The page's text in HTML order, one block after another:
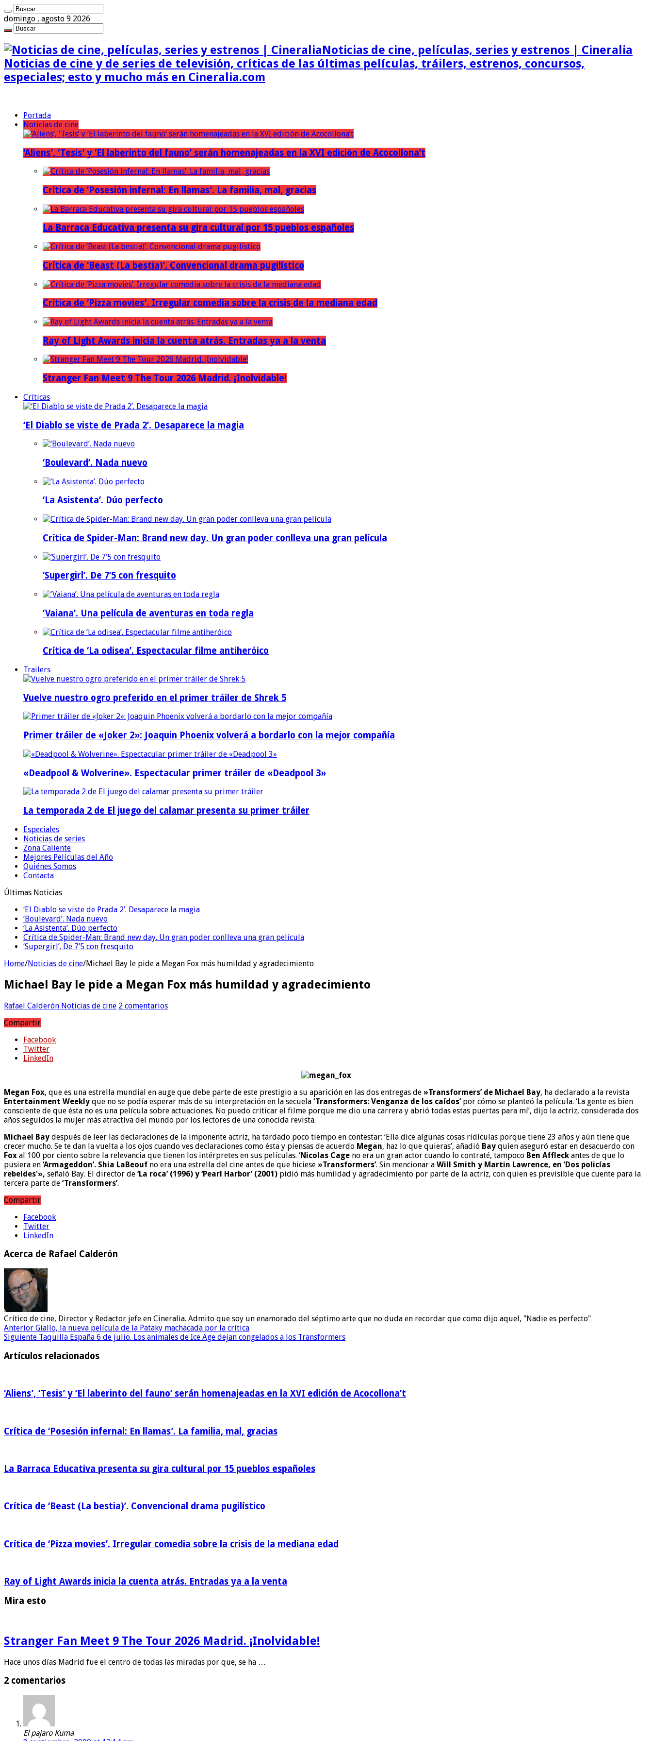
domingo , agosto 9 2026
Noticias de cine, películas, series y estrenos | Cineralia
Noticias de cine y de series de televisión, críticas de las últimas películas, tráilers, estrenos, concursos,
especiales; esto y mucho más en Cineralia.com
Portada
Noticias de cine
‘Aliens’, ‘Tesis’ y ‘El laberinto del fauno’ serán homenajeadas en la XVI edición de Acocollona’t
Crítica de ‘Posesión infernal: En llamas’. La familia, mal, gracias
La Barraca Educativa presenta su gira cultural por 15 pueblos españoles
Crítica de ‘Beast (La bestia)’. Convencional drama pugilístico
Crítica de ‘Pizza movies’. Irregular comedia sobre la crisis de la mediana edad
Ray of Light Awards inicia la cuenta atrás. Entradas ya a la venta
Stranger Fan Meet 9 The Tour 2026 Madrid. ¡Inolvidable!
Críticas
‘El Diablo se viste de Prada 2’. Desaparece la magia
‘Boulevard’. Nada nuevo
‘La Asistenta’. Dúo perfecto
Crítica de Spider-Man: Brand new day. Un gran poder conlleva una gran película
‘Supergirl’. De 7’5 con fresquito
‘Vaiana’. Una película de aventuras en toda regla
Crítica de ‘La odisea’. Espectacular filme antiheróico
Trailers
Vuelve nuestro ogro preferido en el primer tráiler de Shrek 5
Primer tráiler de «Joker 2»: Joaquin Phoenix volverá a bordarlo con la mejor compañía
«Deadpool & Wolverine». Espectacular primer tráiler de «Deadpool 3»
La temporada 2 de El juego del calamar presenta su primer tráiler
Especiales
Noticias de series
Zona Caliente
Mejores Películas del Año
Quiénes Somos
Contacta
Últimas Noticias
‘El Diablo se viste de Prada 2’. Desaparece la magia
‘Boulevard’. Nada nuevo
‘La Asistenta’. Dúo perfecto
Crítica de Spider-Man: Brand new day. Un gran poder conlleva una gran película
‘Supergirl’. De 7’5 con fresquito
Home/Noticias de cine/Michael Bay le pide a Megan Fox más humildad y agradecimiento
Michael Bay le pide a Megan Fox más humildad y agradecimiento
Rafael Calderón Noticias de cine 2 comentarios
Compartir
Facebook
Twitter
LinkedIn
Megan Fox, que es una estrella mundial en auge que debe parte de este prestigio a su aparición en las dos entregas de »Transformers’ de Michael Bay, ha declarado a la revista
Entertainment Weekly que no se podía esperar más de su interpretación en la secuela ‘Transformers: Venganza de los caídos’por cómo se planteó la película. ‘La gente es bien
consciente de que ésta no es una película sobre actuaciones. No puedo criticar el filme porque me dio una carrera y abrió todas estas puertas para mí’, dijo la actriz, considerada dos
años seguidos la mujer más atractiva del mundo por los lectores de una conocida revista.
Michael Bay después de leer las declaraciones de la imponente actriz, ha tardado poco tiempo en contestar: ‘Ella dice algunas cosas ridículas porque tiene 23 años y aún tiene que
crecer mucho. Se te dan la vuelta a los ojos cuando ves declaraciones como ésta y piensas de acuerdo Megan, haz lo que quieras’, añadió Bay quien aseguró estar en desacuerdo con
Fox al 100 por ciento sobre la relevancia que tienen los intérpretes en sus películas. ‘Nicolas Cage no era un gran actor cuando lo contraté, tampoco Ben Affleck antes de que lo
pusiera en ‘Armageddon’. Shia LaBeouf no era una estrella del cine antes de que hiciese »Transformers’. Sin mencionar a Will Smith y Martin Lawrence, en ‘Dos policías
rebeldes'», señaló Bay. El director de ‘La roca’ (1996) y ‘Pearl Harbor’ (2001) pidió más humildad y agradecimiento por parte de la actriz, con quien es previsible que cuente para la
tercera parte de ‘Transformers’.
Compartir
Facebook
Twitter
LinkedIn
Acerca de Rafael Calderón
Crítico de cine, Director y Redactor jefe en Cineralia. Admito que soy un enamorado del séptimo arte que no duda en recordar que como dijo aquel, "Nadie es perfecto"
Anterior Giallo, la nueva película de la Pataky machacada por la crítica
Siguiente Taquilla España 6 de julio. Los animales de Ice Age dejan congelados a los Transformers
Artículos relacionados
‘Aliens’, ‘Tesis’ y ‘El laberinto del fauno’ serán homenajeadas en la XVI edición de Acocollona’t
Crítica de ‘Posesión infernal: En llamas’. La familia, mal, gracias
La Barraca Educativa presenta su gira cultural por 15 pueblos españoles
Crítica de ‘Beast (La bestia)’. Convencional drama pugilístico
Crítica de ‘Pizza movies’. Irregular comedia sobre la crisis de la mediana edad
Ray of Light Awards inicia la cuenta atrás. Entradas ya a la venta
Mira esto
Stranger Fan Meet 9 The Tour 2026 Madrid. ¡Inolvidable!
Hace unos días Madrid fue el centro de todas las miradas por que, se ha …
2 comentarios
El pajaro Kuma